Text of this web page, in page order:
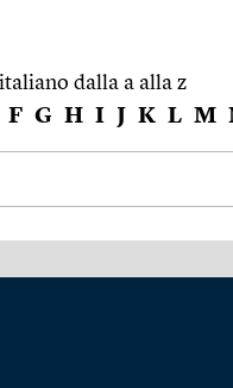
dalla a alla z
F G H I J K L M